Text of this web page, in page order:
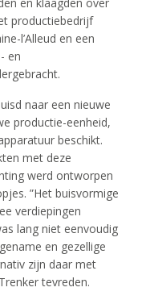
productiebedrijf
l’Alleud en een
en
naar een nieuwe
productie-eenheid,
beschikt.
met deze
werd ontworpen
”Het buisvormige
verdiepingen
lang niet eenvoudig
en gezellige
zijn daar met
tevreden.